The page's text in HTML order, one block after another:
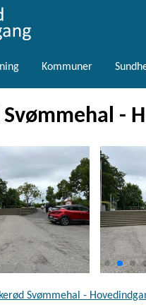
Kommuner
-
Svømmehal -